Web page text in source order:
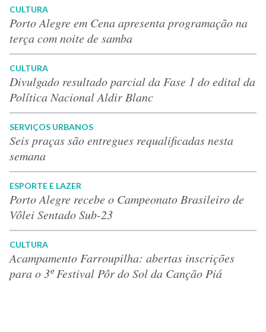
CULTURA
Porto Alegre em Cena apresenta programação na
terça com noite de samba
CULTURA
Divulgado resultado parcial da Fase 1 do edital da
Política Nacional Aldir Blanc
SERVIÇOS URBANOS
Seis praças são entregues requalificadas nesta
semana
ESPORTE E LAZER
Porto Alegre recebe o Campeonato Brasileiro de
Vôlei Sentado Sub-23
CULTURA
Acampamento Farroupilha: abertas inscrições
para o 3º Festival Pôr do Sol da Canção Piá